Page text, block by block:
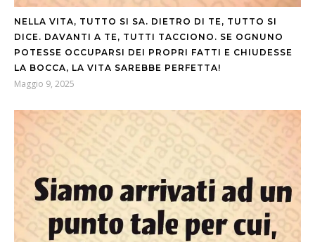
NELLA VITA, TUTTO SI SA. DIETRO DI TE, TUTTO SI
DICE. DAVANTI A TE, TUTTI TACCIONO. SE OGNUNO
POTESSE OCCUPARSI DEI PROPRI FATTI E CHIUDESSE
LA BOCCA, LA VITA SAREBBE PERFETTA!
Maggio 9, 2025